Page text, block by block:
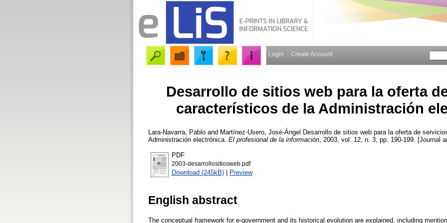
Login Create Account
Desarrollo de sitios web para la oferta
característicos de la Administración
Lara-Navarra, Pablo and Martínez-Usero, José-Ángel Desarrollo de sitios web para la oferta de
Administración electrónica. El profesional de la información , 2003, vol. 12, n. 3, pp. 190-199. [Journal
PDF
2003-desarrollositiosweb.pdf
Download (245kB) | Preview
English abstract
The conceptual framework for e-government and its historical evolution are explained, including